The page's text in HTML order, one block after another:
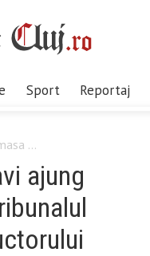
Sport Reportaj
...
ajung